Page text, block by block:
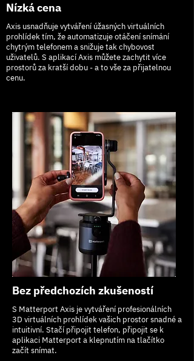
Nízká cena
Axis usnadňuje vytváření úžasných virtuálních
prohlídek tím, že automatizuje otáčení snímání
chytrým telefonem a snižuje tak chybovost
uživatelů. S aplikací Axis můžete zachytit více
prostorů za kratší dobu - a to vše za přijatelnou
cenu.
Bez předchozích zkušeností
S Matterport Axis je vytváření profesionálních
3D virtuálních prohlídek vašich prostor snadné a
intuitivní. Stačí připojit telefon, připojit se k
aplikaci Matterport a klepnutím na tlačítko
začít snímat.